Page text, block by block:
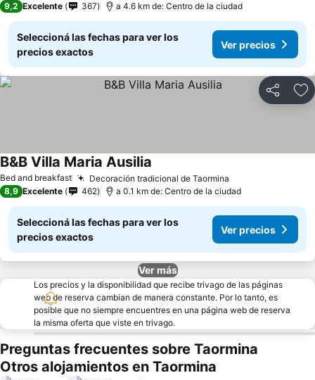
9,2 Excelente 367 a 4.6 km de: Centro de la ciudad
Seleccioná las fechas para ver los
precios exactos
Ver precios
Compartir
Bed and breakfast Decoración tradicional de Taormina
B&B Villa Maria Ausilia
8,9 Excelente 462 a 0.1 km de: Centro de la ciudad
Seleccioná las fechas para ver los
precios exactos
Ver precios
Ver más
Los precios y la disponibilidad que recibe trivago de las páginas
web de reserva cambian de manera constante. Por lo tanto, es
posible que no siempre encuentres en una página web de reserva
la misma oferta que viste en trivago.
Preguntas frecuentes sobre Taormina
Otros alojamientos en Taormina